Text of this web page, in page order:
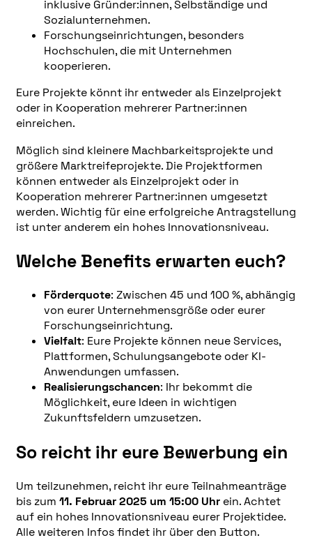
inklusive Gründer:innen, Selbständige und
Sozialunternehmen.
Forschungseinrichtungen, besonders
Hochschulen, die mit Unternehmen
kooperieren.
Eure Projekte könnt ihr entweder als Einzelprojekt
oder in Kooperation mehrerer Partner:innen
einreichen.
Möglich sind kleinere Machbarkeitsprojekte und
größere Marktreifeprojekte. Die Projektformen
können entweder als Einzelprojekt oder in
Kooperation mehrerer Partner:innen umgesetzt
werden. Wichtig für eine erfolgreiche Antragstellung
ist unter anderem ein hohes Innovationsniveau.
Welche Benefits erwarten euch?
Förderquote: Zwischen 45 und 100 %, abhängig
von eurer Unternehmensgröße oder eurer
Forschungseinrichtung.
Vielfalt: Eure Projekte können neue Services,
Plattformen, Schulungsangebote oder KI-
Anwendungen umfassen.
Realisierungschancen: Ihr bekommt die
Möglichkeit, eure Ideen in wichtigen
Zukunftsfeldern umzusetzen.
So reicht ihr eure Bewerbung ein
Um teilzunehmen, reicht ihr eure Teilnahmeanträge
bis zum 11. Februar 2025 um 15:00 Uhrein. Achtet
auf ein hohes Innovationsniveau eurer Projektidee.
Alle weiteren Infos findet ihr über den Button.